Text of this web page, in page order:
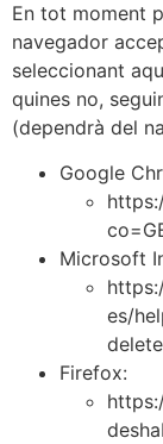
En tot moment
navegador
seleccionant
quines no,
(dependrà del
Google
Microsoft
es/
Firefox: